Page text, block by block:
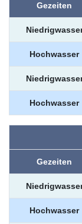
Gezeiten
Hochwasser
Hochwasser
Gezeiten
Hochwasser